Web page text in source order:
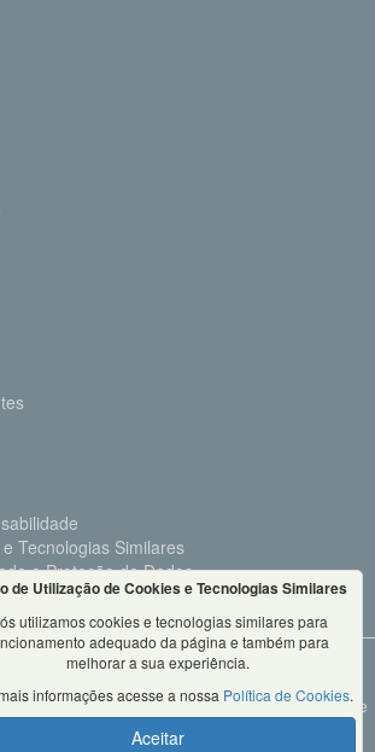
Tecnologias Similares
e Proteção de Dados
2001 ©Todos os Direitos Reservados
é propriedade da Bastter.com, sendo expressamente
o seu uso em sites, videos, cursos ou
de Utilização de Cookies e Tecnologias Similares
utilizamos cookies e tecnologias similares para
adequado da página e também para
melhorar a sua experiência.
informações acesse a nossa Política de Cookies.
Aceitar